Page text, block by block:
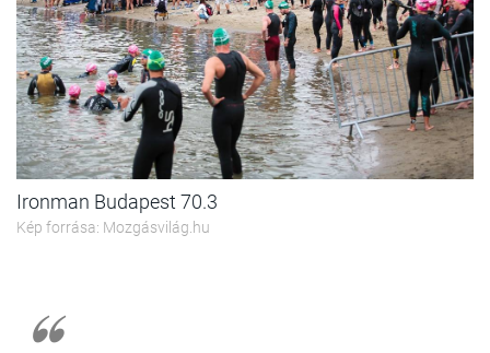
Ironman Budapest 70.3
Kép forrása: Mozgásvilág.hu